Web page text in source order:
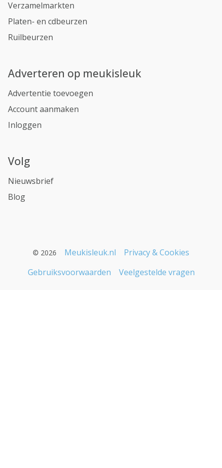
Verzamelmarkten
Platen- en cdbeurzen
Ruilbeurzen
Adverteren op meukisleuk
Advertentie toevoegen
Account aanmaken
Inloggen
Volg
Nieuwsbrief
Blog
© 2026 Meukisleuk.nl
Privacy & Cookies
Gebruiksvoorwaarden
Veelgestelde vragen